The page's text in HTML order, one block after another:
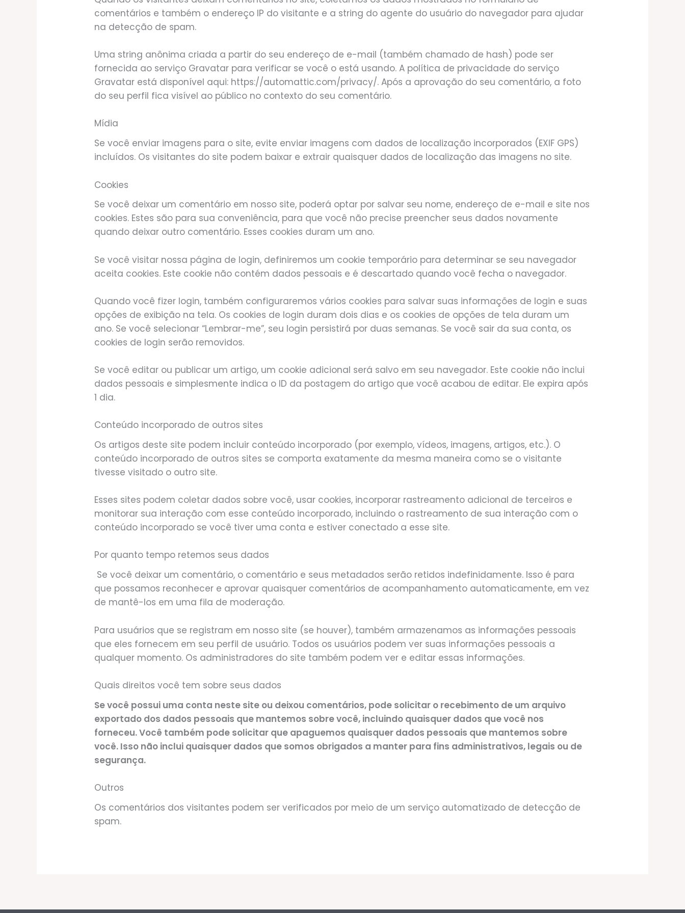
comentários e também o endereço IP do visitante e a string do agente do usuário do navegador para ajudar
na detecção de spam.
Uma string anônima criada a partir do seu endereço de e-mail (também chamado de hash) pode ser
fornecida ao serviço Gravatar para verificar se você o está usando. A política de privacidade do serviço
Gravatar está disponível aqui: https://automattic.com/privacy/. Após a aprovação do seu comentário, a foto
do seu perfil fica visível ao público no contexto do seu comentário.
Mídia
Se você enviar imagens para o site, evite enviar imagens com dados de localização incorporados (EXIF GPS)
incluídos. Os visitantes do site podem baixar e extrair quaisquer dados de localização das imagens no site.
Cookies
Se você deixar um comentário em nosso site, poderá optar por salvar seu nome, endereço de e-mail e site nos
cookies. Estes são para sua conveniência, para que você não precise preencher seus dados novamente
quando deixar outro comentário. Esses cookies duram um ano.
Se você visitar nossa página de login, definiremos um cookie temporário para determinar se seu navegador
aceita cookies. Este cookie não contém dados pessoais e é descartado quando você fecha o navegador.
Quando você fizer login, também configuraremos vários cookies para salvar suas informações de login e suas
opções de exibição na tela. Os cookies de login duram dois dias e os cookies de opções de tela duram um
ano. Se você selecionar “Lembrar-me”, seu login persistirá por duas semanas. Se você sair da sua conta, os
cookies de login serão removidos.
Se você editar ou publicar um artigo, um cookie adicional será salvo em seu navegador. Este cookie não inclui
dados pessoais e simplesmente indica o ID da postagem do artigo que você acabou de editar. Ele expira após
1 dia.
Conteúdo incorporado de outros sites
Os artigos deste site podem incluir conteúdo incorporado (por exemplo, vídeos, imagens, artigos, etc.). O
conteúdo incorporado de outros sites se comporta exatamente da mesma maneira como se o visitante
tivesse visitado o outro site.
Esses sites podem coletar dados sobre você, usar cookies, incorporar rastreamento adicional de terceiros e
monitorar sua interação com esse conteúdo incorporado, incluindo o rastreamento de sua interação com o
conteúdo incorporado se você tiver uma conta e estiver conectado a esse site.
Por quanto tempo retemos seus dados
Se você deixar um comentário, o comentário e seus metadados serão retidos indefinidamente. Isso é para
que possamos reconhecer e aprovar quaisquer comentários de acompanhamento automaticamente, em vez
de mantê-los em uma fila de moderação.
Para usuários que se registram em nosso site (se houver), também armazenamos as informações pessoais
que eles fornecem em seu perfil de usuário. Todos os usuários podem ver suas informações pessoais a
qualquer momento. Os administradores do site também podem ver e editar essas informações.
Quais direitos você tem sobre seus dados
Se você possui uma conta neste site ou deixou comentários, pode solicitar o recebimento de um arquivo
exportado dos dados pessoais que mantemos sobre você, incluindo quaisquer dados que você nos
forneceu. Você também pode solicitar que apaguemos quaisquer dados pessoais que mantemos sobre
você. Isso não inclui quaisquer dados que somos obrigados a manter para fins administrativos, legais ou de
segurança.
Outros
Os comentários dos visitantes podem ser verificados por meio de um serviço automatizado de detecção de
spam.